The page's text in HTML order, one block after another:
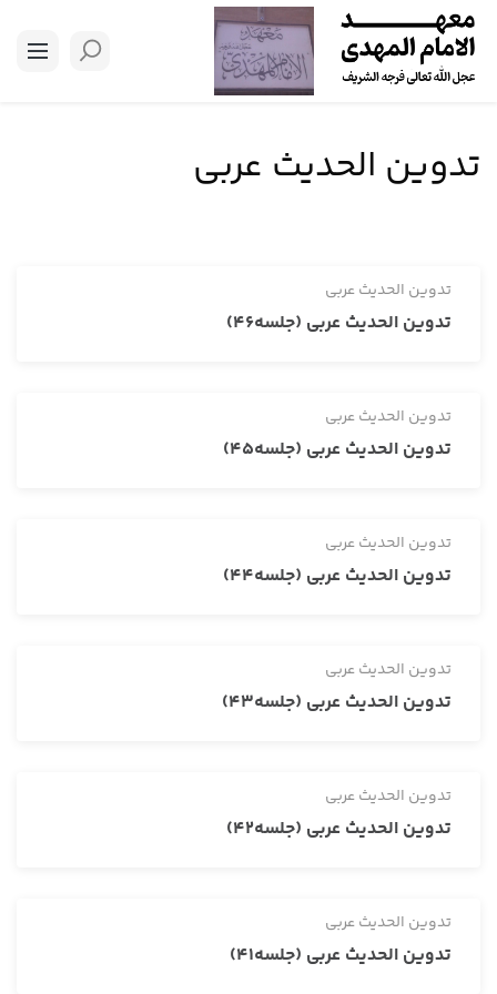
تدوین الحدیث عربی
تدوین الحدیث عربی
تدوین الحدیث عربی (جلسه46)
تدوین الحدیث عربی
تدوین الحدیث عربی (جلسه45)
تدوین الحدیث عربی
تدوین الحدیث عربی (جلسه44)
تدوین الحدیث عربی
تدوین الحدیث عربی (جلسه43)
تدوین الحدیث عربی
تدوین الحدیث عربی (جلسه42)
تدوین الحدیث عربی
تدوین الحدیث عربی (جلسه41)